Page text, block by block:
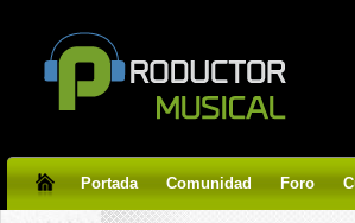
Portada Comunidad Foro